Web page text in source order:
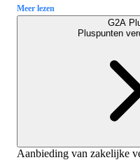
Meer lezen
G2A
Pluspunten
Aanbieding van zakelijke